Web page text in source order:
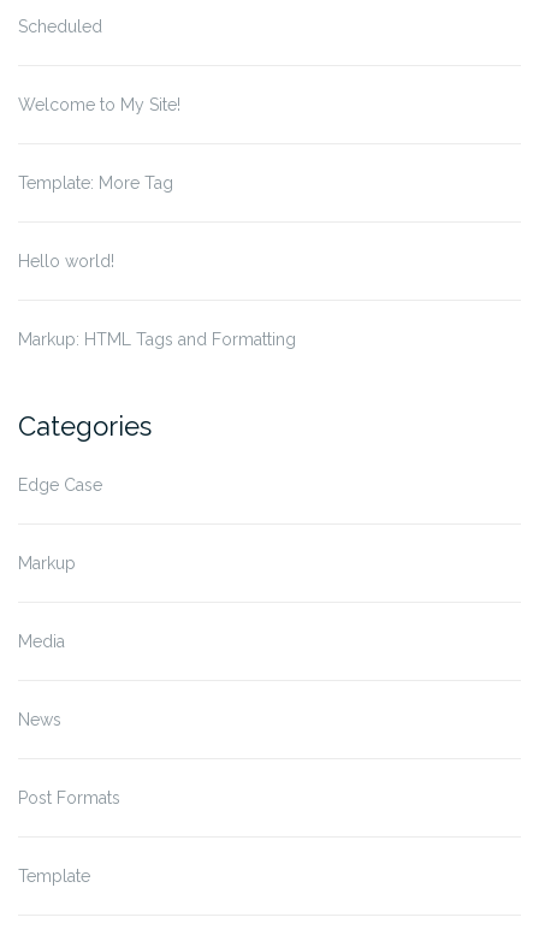
Scheduled
Welcome to My Site!
Template: More Tag
Hello world!
Markup: HTML Tags and Formatting
Categories
Edge Case
Markup
Media
News
Post Formats
Template